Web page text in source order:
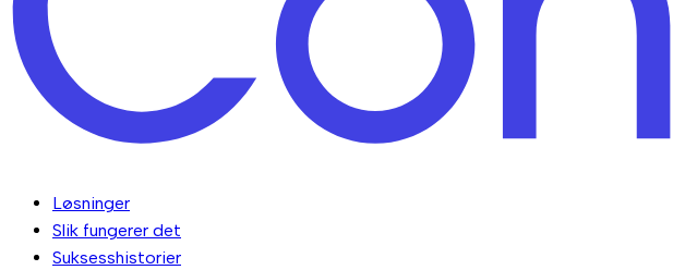
Løsninger
Slik fungerer det
Suksesshistorier